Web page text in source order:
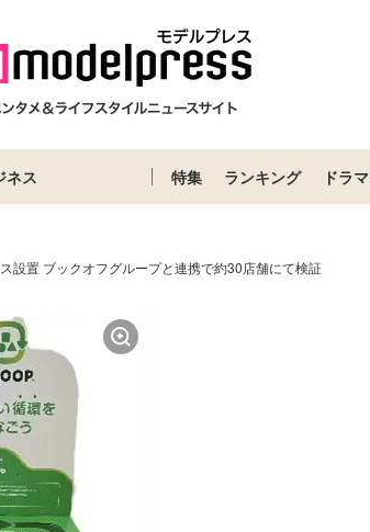
ネス 特集 ランキング ドラマ
設置 ブックオフグループと連携で約30店舗にて検証